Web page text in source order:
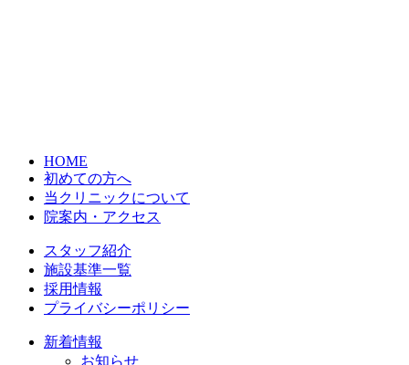
HOME
初めての方へ
当クリニックについて
院案内・アクセス
スタッフ紹介
施設基準一覧
採用情報
プライバシーポリシー
新着情報
お知らせ